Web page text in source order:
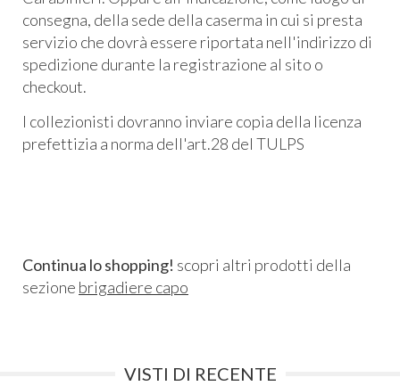
consegna, della sede della caserma in cui si presta
servizio che dovrà essere riportata nell'indirizzo di
spedizione durante la registrazione al sito o
checkout.
I collezionisti dovranno inviare copia della licenza
prefettizia a norma dell'art.28 del TULPS
Continua lo shopping! scopri altri prodotti della
sezione brigadiere capo
VISTI DI RECENTE